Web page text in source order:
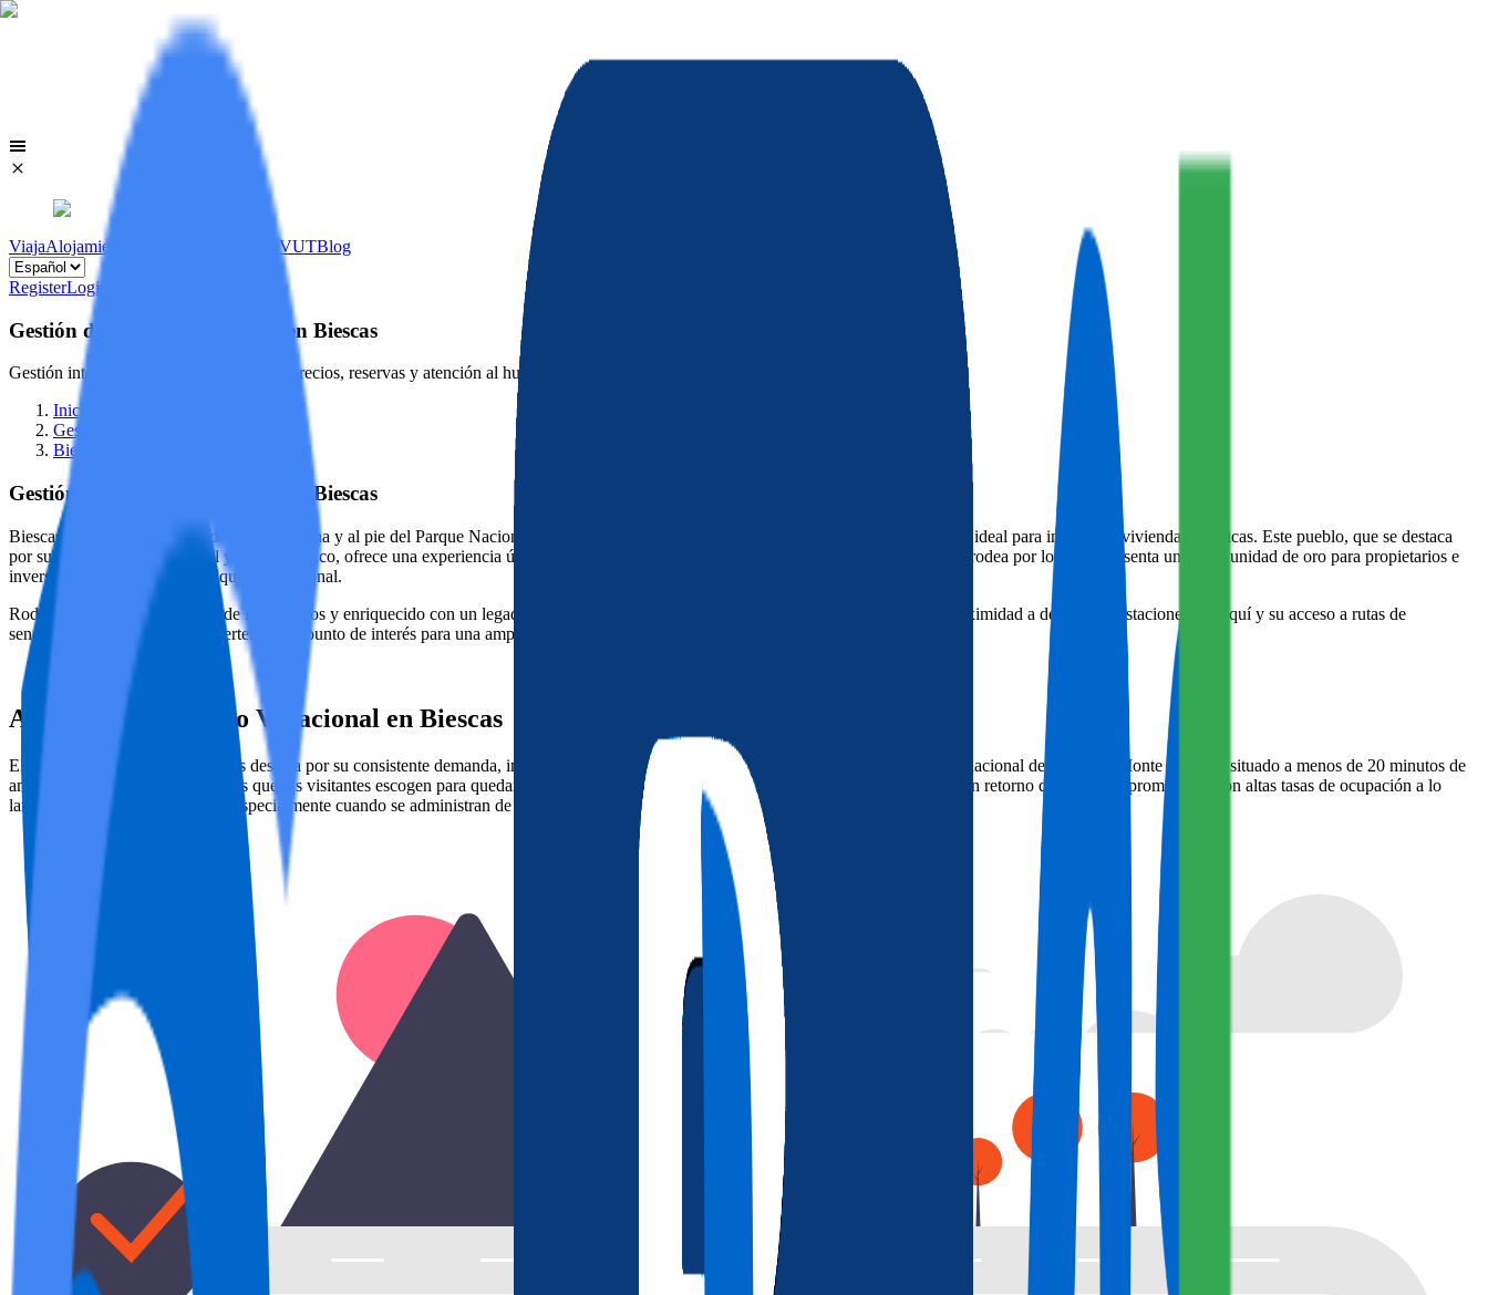
ViajaAlojamientos Licencias VUTBlog
RegisterLogin
Gestión de viviendas turísticas en Biescas
Gestión integral de tu vivienda turística: precios, reservas y atención al huésped.
Inicio
Gestión de viviendas turísticas
Biescas
Gestión de viviendas turísticas en Biescas
Biescas, situada en la puerta del Valle de Tena y al pie del Parque Nacional de Ordesa y Monte Perdido, se erige como un destino turístico ideal para invertir en viviendas turísticas. Este pueblo, que se destaca
por su rico patrimonio cultural y arquitectónico, ofrece una experiencia única, marcada por la historia y la impresionante naturaleza que lo rodea por lo que representa una oportunidad de oro para propietarios e
inversores en el mercado de alquiler vacacional.
Rodeado por la majestuosidad de los Pirineos y enriquecido con un legado histórico, Biescas atrae a visitantes durante todo el año. Su proximidad a destacadas estaciones de esquí y su acceso a rutas de
senderismo y ciclismo lo convierten en un punto de interés para una amplia gama de turistas.
Análisis del Mercado Vacacional en Biescas
El mercado vacacional en Biescas destaca por su consistente demanda, impulsada por la cercanía a pistas de esquí y la belleza del parque nacional de Ordesa y Monte Perdido, situado a menos de 20 minutos de
ambos y siendo uno de los lugares que los visitantes escogen para quedarse cuando vienen a estos lugares. Las propiedades aquí ofrecen un retorno de inversión prometedor, con altas tasas de ocupación a lo
largo de las distintas estaciones, especialmente cuando se administran de forma adecuada y se comercializan estratégicamente.